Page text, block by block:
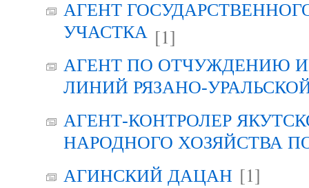
АГЕНТ
УЧАСТКА [1]
АГЕНТ ПО ОТЧУЖДЕНИЮ
ЛИНИЙ РЯЗАНО-
АГЕНТ-КОНТРОЛЕР
НАРОДНОГО ХОЗЯЙСТВА
АГИНСКИЙ ДАЦАН [1]